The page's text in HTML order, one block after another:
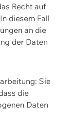
Recht auf
diesem Fall
an die
der Daten
Sie
die
Daten